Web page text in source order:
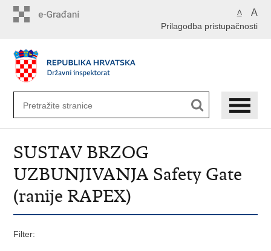
A A
Prilagodba pristupačnosti
SUSTAV BRZOG
UZBUNJIVANJA Safety Gate
(ranije RAPEX)
Filter: